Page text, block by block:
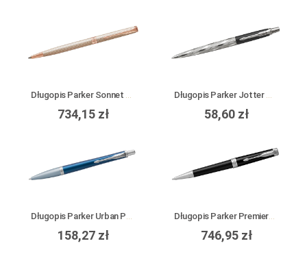
734,15 zł 58,60 zł
Długopis Parker Urban Premium Dark Blue CT
158,27 zł
Długopis Parker Premier Black Lacquer CT
746,95 zł